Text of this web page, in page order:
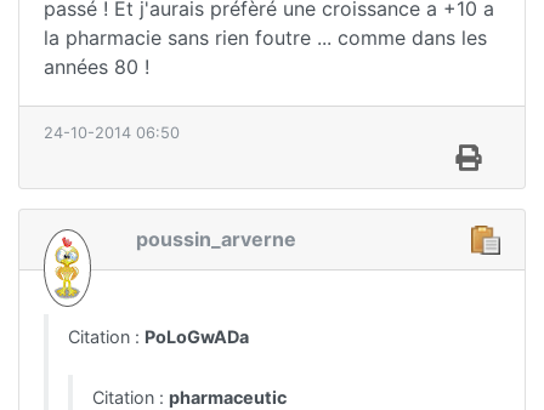
passé ! Et j'aurais préfèré une croissance a +10 a
la pharmacie sans rien foutre ... comme dans les
années 80 !
24-10-2014 06:50
poussin_arverne
Citation : PoLoGwADa
Citation : pharmaceutic